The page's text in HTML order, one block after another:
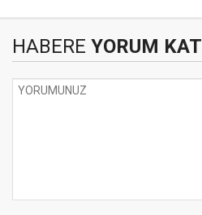
HABERE YORUM KAT